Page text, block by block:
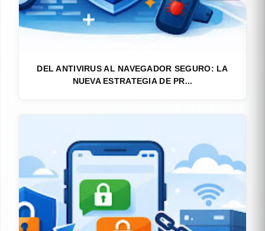
DEL ANTIVIRUS AL NAVEGADOR SEGURO: LA
NUEVA ESTRATEGIA DE PR...